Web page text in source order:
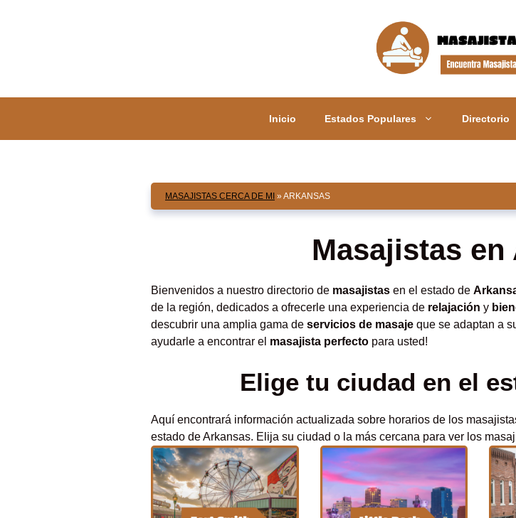
Inicio Estados Populares Directorio
MASAJISTAS CERCA DE MI » ARKANSAS
Masajistas en
Bienvenidos a nuestro directorio de masajistas en el estado de
de la región, dedicados a ofrecerle una experiencia de relajación y
descubrir una amplia gama de servicios de masaje que se adaptan a
ayudarle a encontrar el masajista perfecto para usted!
Elige tu ciudad en el
Aquí encontrará información actualizada sobre horarios de los
estado de Arkansas. Elija su ciudad o la más cercana para ver los